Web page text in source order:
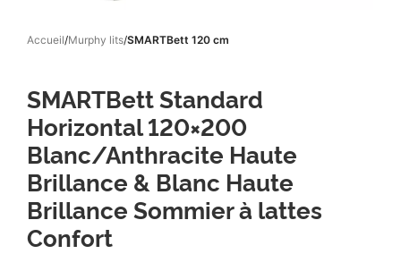
Accueil Murphy lits SMARTBett 120 cm
SMARTBett Standard
Horizontal 120×200
Blanc/Anthracite Haute
Brillance & Blanc Haute
Brillance Sommier à lattes
Confort